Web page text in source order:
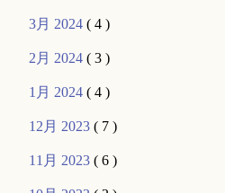
3月 2024( 4 )
2月 2024( 3 )
1月 2024( 4 )
12月 2023( 7 )
11月 2023( 6 )